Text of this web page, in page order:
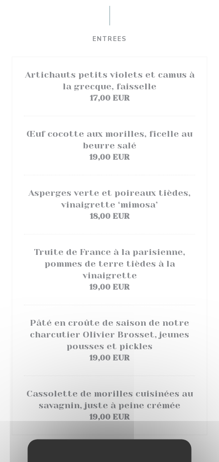
ENTREES
Artichauts petits violets et camus à
la grecque, faisselle
17,00 EUR
Œuf cocotte aux morilles, ficelle au
beurre salé
19,00 EUR
Asperges verte et poireaux tièdes,
vinaigrette ‘mimosa’
18,00 EUR
Truite de France à la parisienne,
pommes de terre tièdes à la
vinaigrette
19,00 EUR
Pâté en croûte de saison de notre
charcutier Olivier Brosset, jeunes
pousses et pickles
19,00 EUR
Cassolette de morilles cuisinées au
savagnin, juste à peine crémée
19,00 EUR